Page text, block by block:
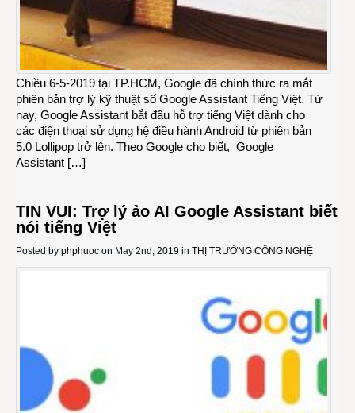
Chiều 6-5-2019 tại TP.HCM, Google đã chính thức ra mắt
phiên bản trợ lý kỹ thuật số Google Assistant Tiếng Việt. Từ
nay, Google Assistant bắt đầu hỗ trợ tiếng Việt dành cho
các điện thoại sử dụng hệ điều hành Android từ phiên bản
5.0 Lollipop trở lên. Theo Google cho biết, Google
Assistant […]
TIN VUI: Trợ lý ảo AI Google Assistant biết
nói tiếng Việt
Posted by phphuoc on May 2nd, 2019 in THỊ TRƯỜNG CÔNG NGHỆ